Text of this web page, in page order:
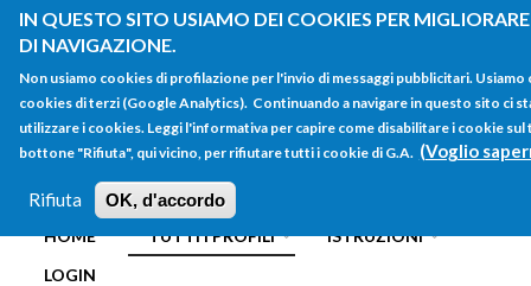
IN QUESTO SITO USIAMO DEI COOKIES PER
DI NAVIGAZIONE.
Non usiamo cookies di profilazione per l'invio di messaggi pubblicitari. Usiamo
cookies di terzi (Google Analytics). Continuando a navigare in questo sito ci
utilizzare i cookies. Leggi l'informativa per capire come disabilitare i cookie
bottone "Rifiuta", qui vicino, per rifiutare tutti i cookie di G.A. (Voglio
Rifiuta OK, d'accordo
Salta al contenuto principale
FORM
DI
RICERCA
Main menu
HOME TUTTI I PROFILI
ISTRUZIONI
LOGIN